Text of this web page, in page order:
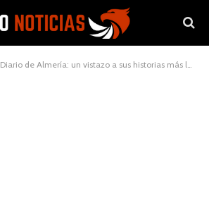
Diario de Almería: un vistazo a sus historias más leídas